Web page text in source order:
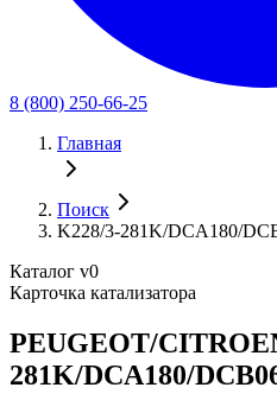
8 (800) 250-66-25
Главная
Поиск
K228/3-281K/DCA180/
Каталог v0
Карточка катализатора
PEUGEOT/
281K/DCA180/